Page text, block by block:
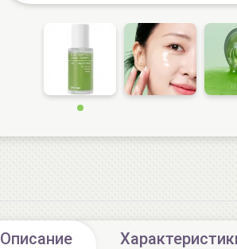
Описание